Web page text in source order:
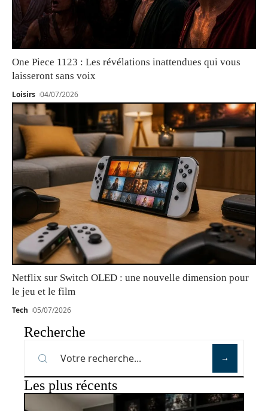
One Piece 1123 : Les révélations inattendues qui vous
laisseront sans voix
Loisirs 04/07/2026
Netflix sur Switch OLED : une nouvelle dimension pour
le jeu et le film
Tech 05/07/2026
Recherche
Les plus récents